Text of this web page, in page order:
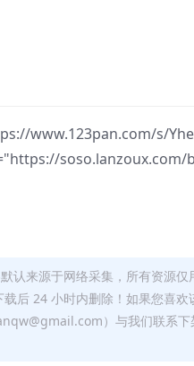
www.123pan.com/s/
soso.lanzoux.com/
认来源于网络采集，所有资源
后 24 小时内删除！如果您喜
）与我们联系